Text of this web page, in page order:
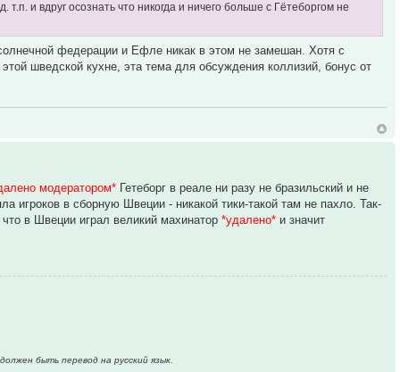
и вдруг осознать что никогда и ничего больше с Гётеборгом не
федерации и Ефле никак в этом не замешан. Хотя с
шведской кухне, эта тема для обсуждения коллизий, бонус от
модератором* Гетеборг в реале ни разу не бразильский и не
игроков в сборную Швеции - никакой тики-такой там не пахло. Так-
в Швеции играл великий махинатор*удалено* и значит
быть перевод на русский язык.